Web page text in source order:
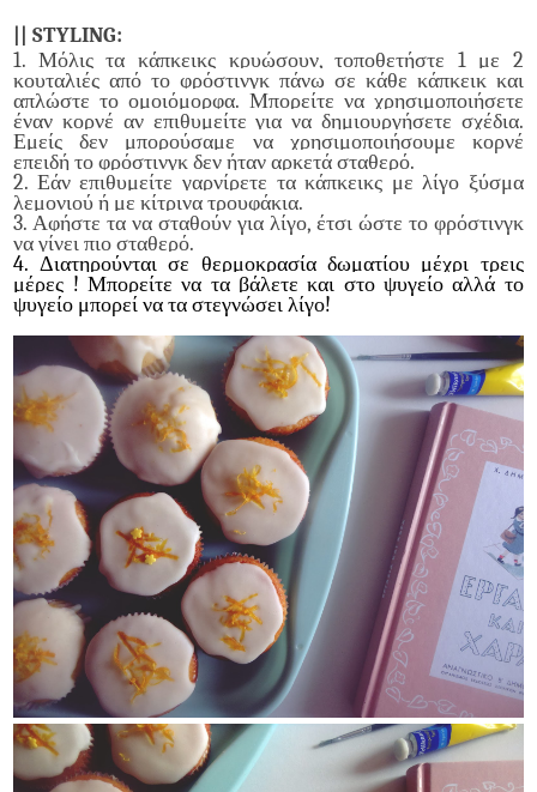
|| STYLING:
1. Μόλις τα κάπκεικς κρυώσουν, τοποθετήστε 1 με 2
κουταλιές από το φρόστινγκ πάνω σε κάθε κάπκεικ και
απλώστε το ομοιόμορφα. Μπορείτε να χρησιμοποιήσετε
έναν κορνέ αν επιθυμείτε για να δημιουργήσετε σχέδια.
Εμείς δεν μπορούσαμε να χρησιμοποιήσουμε κορνέ
επειδή το φρόστινγκ δεν ήταν αρκετά σταθερό.
2. Εάν επιθυμείτε γαρνίρετε τα κάπκεικς με λίγο ξύσμα
λεμονιού ή με κίτρινα τρουφάκια.
3. Αφήστε τα να σταθούν για λίγο, έτσι ώστε το φρόστινγκ
να γίνει πιο σταθερό.
4. Διατηρούνται σε θερμοκρασία δωματίου μέχρι τρεις
μέρες ! Μπορείτε να τα βάλετε και στο ψυγείο αλλά το
ψυγείο μπορεί να τα στεγνώσει λίγο!